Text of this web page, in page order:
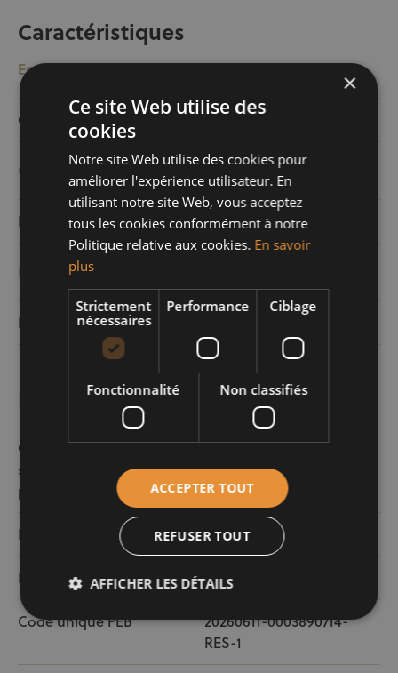
Caractéristiques
Energie
Gaz Oui
Confort
Feu ouvert Oui
Eco
Double vitrage
Informations légales
Consommation
spécifique d’énergie
primaire (kWh/m2)
314
PEB
Émissions annuelles CO² 8281
Code unique PEB
20260611-0003890714-
RES-1
×
Ce site Web utilise des
cookies
Notre site Web utilise des cookies pour
améliorer l'expérience utilisateur. En
utilisant notre site Web, vous acceptez
tous les cookies conformément à notre
Politique relative aux cookies. En savoir
plus
Strictement
nécessaires
Performance Ciblage
Fonctionnalité Non classifiés
ACCEPTER TOUT
REFUSER TOUT
AFFICHER LES DÉTAILS